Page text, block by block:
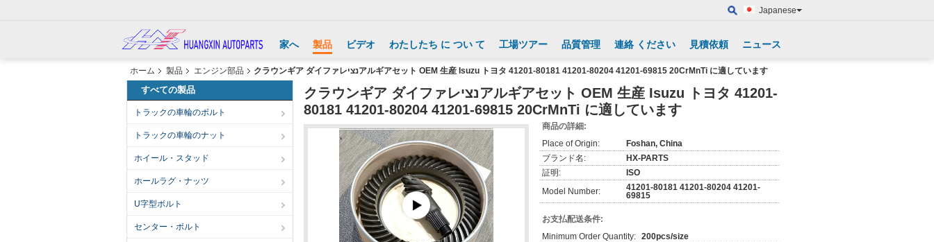
Japanese
家へ 製品 ビデオ わたしたち に つい て 工場ツアー 品質管理 連絡 ください 見積依頼 ニュース
ホーム 製品 エンジン部品 クラウンギア ダイファレנציアルギアセット OEM 生産 Isuzu トヨタ 41201-80181 41201-80204 41201-69815 20CrMnTi に適しています
すべての製品
トラックの車輪のボルト
トラックの車輪のナット
ホイール・スタッド
ホールラグ・ナッツ
U字型ボルト
センター・ボルト
クラウンギア ダイファレנציアルギアセット OEM 生産 Isuzu トヨタ 41201-
80181 41201-80204 41201-69815 20CrMnTi に適しています
商品の詳細:
Place of Origin:
Foshan, China
ブランド名:
HX-PARTS
証明:
ISO
Model Number:
41201-80181 41201-80204 41201-
69815
お支払配送条件:
Minimum Order Quantity: 200pcs/size